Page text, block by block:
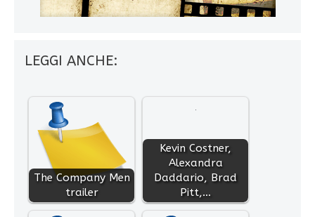
LEGGI ANCHE:
The Company Men
trailer
Kevin Costner,
Alexandra
Daddario, Brad
Pitt,…